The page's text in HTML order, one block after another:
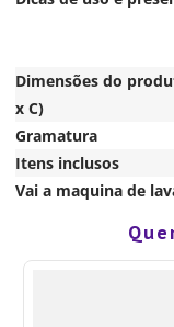
Dimensões do
x C)
Gramatura
Itens inclusos
Vai a maquina de